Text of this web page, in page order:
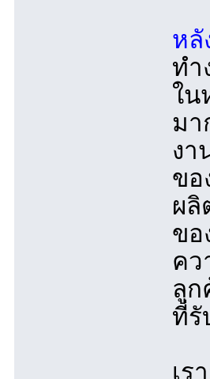
หลั
ทำ
ใน
มา
งา
ขอ
ผลิ
ขอ
คว
ลูก
ที่รั
เร